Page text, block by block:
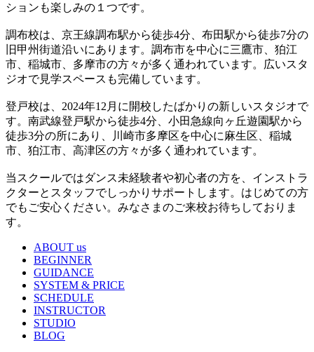
ションも楽しみの１つです。
調布校は、京王線調布駅から徒歩4分、布田駅から徒歩7分の
旧甲州街道沿いにあります。調布市を中心に三鷹市、狛江
市、稲城市、多摩市の方々が多く通われています。広いスタ
ジオで見学スペースも完備しています。
登戸校は、2024年12月に開校したばかりの新しいスタジオで
す。南武線登戸駅から徒歩4分、小田急線向ヶ丘遊園駅から
徒歩3分の所にあり、川崎市多摩区を中心に麻生区、稲城
市、狛江市、高津区の方々が多く通われています。
当スクールではダンス未経験者や初心者の方を、インストラ
クターとスタッフでしっかりサポートします。はじめての方
でもご安心ください。みなさまのご来校お待ちしておりま
す。
ABOUT us
BEGINNER
GUIDANCE
SYSTEM & PRICE
SCHEDULE
INSTRUCTOR
STUDIO
BLOG